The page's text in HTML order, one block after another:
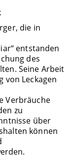
die in
entstanden
des
Seine Arbeit
von Leckagen
Verbräuche
zu
über
können